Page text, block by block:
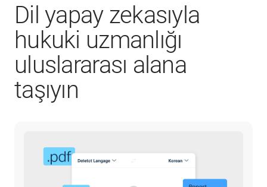
Dil yapay zekasıyla
hukuki uzmanlığı
uluslararası alana
taşıyın